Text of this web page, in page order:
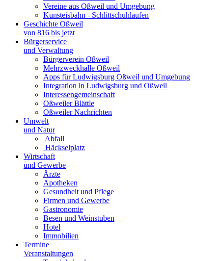
Vereine aus Oßweil und Umgebung
Kunsteisbahn - Schlittschuhlaufen
Geschichte Oßweil
von 816 bis jetzt
Bürgerservice
und Verwaltung
Bürgerverein Oßweil
Mehrzweckhalle Oßweil
Apps für Ludwigsburg Oßweil und Umgebung
Integration in Ludwigsburg und Oßweil
Interessengemeinschaft
Oßweiler Blättle
Oßweiler Nachrichten
Umwelt
und Natur
Abfall
Häckselplatz
Wirtschaft
und Gewerbe
Ärzte
Apotheken
Gesundheit und Pflege
Firmen und Gewerbe
Gastronomie
Besen und Weinstuben
Hotel
Immobilien
Termine
Veranstaltungen